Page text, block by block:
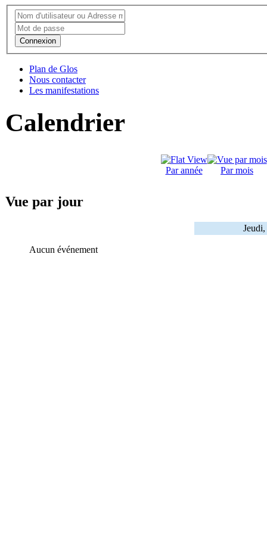
Connexion
Plan de Glos
Nous contacter
Les manifestations
Calendrier
Par année Par mois
Vue par jour
Aucun événement